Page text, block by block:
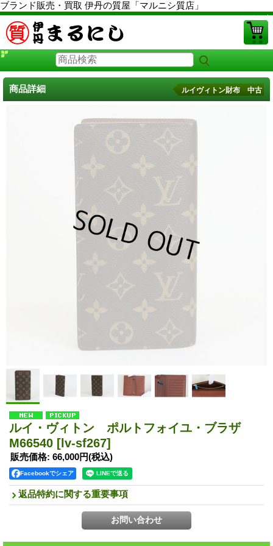
ブランド販売・買取 伊丹の質屋「マルニシ質店」
PCサイト
商品詳細 ルイヴィトン財布 中古
ルイ・ヴィトン ポルトフォイユ・ブラザ
M66540 [lv-sf267]
販売価格: 66,000円(税込)
Facebookでシェア
返品特約に関する重要事項